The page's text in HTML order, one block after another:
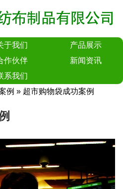
于我们
产品展示
作伙伴
新闻资讯
系我们
例 » 超市购物袋成功案例